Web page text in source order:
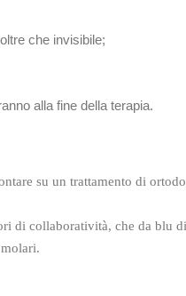
che invisibile;
alla fine della terapia.
su un trattamento di
di collaboratività, che da blu